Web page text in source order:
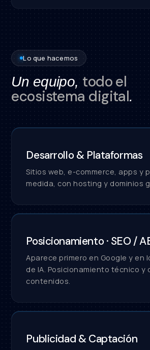
Lo que hacemos
Un equipo, todo el
ecosistema digital.
Desarrollo & Plataformas
Sitios web, e-commerce, apps y
medida, con hosting y dominios
Posicionamiento · SEO /
Aparece primero en Google y en
de IA. Posicionamiento técnico y
contenidos.
Publicidad & Captación